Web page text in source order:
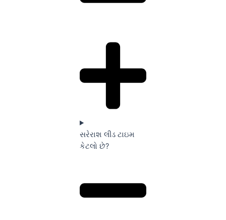
સરેરાશ લીડ ટાઇમ
કેટલો છે?